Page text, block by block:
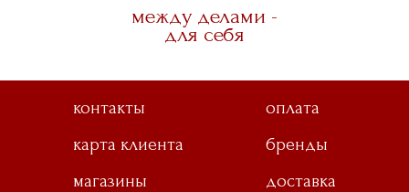
между делами -
для себя
контакты
оплата
карта клиента
бренды
магазины
доставка